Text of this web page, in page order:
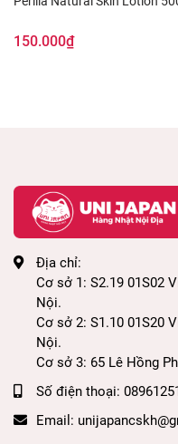
150.000₫
Địa chỉ:
Cơ sở 1: S2.19 01S02
Nội.
Cơ sở 2: S1.10 01S20
Nội.
Cơ sở 3: 65 Lê Hồng
Số điện thoại:
Email: